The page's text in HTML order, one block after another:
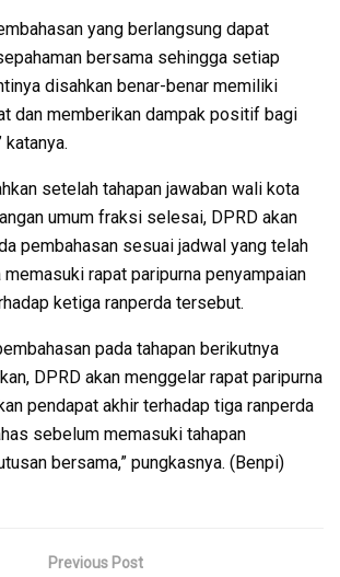
yang berlangsung dapat
bersama sehingga setiap
disahkan benar-benar memiliki
dan memberikan dampak positif bagi
katanya.
setelah tahapan jawaban wali kota
umum fraksi selesai, DPRD akan
pembahasan sesuai jadwal yang telah
rapat paripurna penyampaian
ketiga ranperda tersebut.
pada tahapan berikutnya
DPRD akan menggelar rapat paripurna
pendapat akhir terhadap tiga ranperda
sebelum memasuki tahapan
bersama,” pungkasnya. (Benpi)
Previous Post